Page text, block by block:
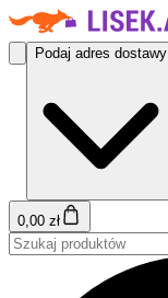
Podaj adres dostawy
0,00 zł